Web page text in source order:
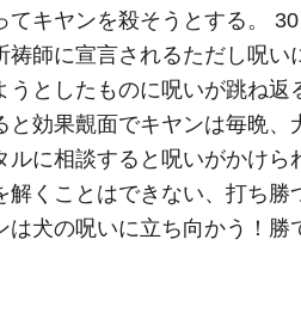
てキヤンを殺そうとする。
祷師に宣言されるただし呪い
うとしたものに呪いが跳ね返
と効果覿面でキヤンは毎晩、
ルに相談すると呪いがかけら
解くことはできない、打ち勝
は犬の呪いに立ち向かう！勝